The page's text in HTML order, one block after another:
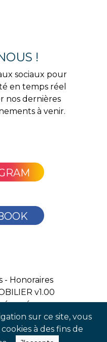
sur ce site, vous
à des fins de
!
sociaux pour
en temps réel
nos dernières
à venir.
- Honoraires
v1.00